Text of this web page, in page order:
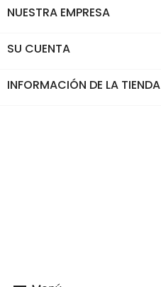
NUESTRA EMPRESA
SU CUENTA
INFORMACIÓN DE LA TIENDA